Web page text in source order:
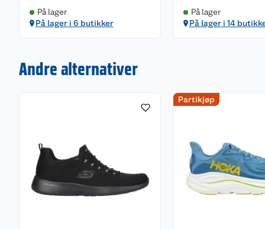
På lager
På lager i 6 butikker
På lager
På lager i 14
Andre alternativer
Partikjøp